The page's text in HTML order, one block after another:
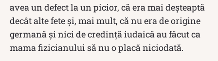
avea un defect la un picior, că era mai deșteaptă
decât alte fete și, mai mult, că nu era de origine
germană și nici de credinţă iudaică au făcut ca
mama fizicianului să nu o placă niciodată.